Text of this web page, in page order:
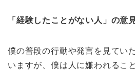
「経験したことがない人」の意
僕の普段の行動や発言を見てい
いますが、僕は人に嫌われるこ